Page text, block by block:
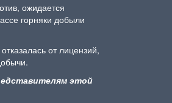
ожидается
горняки добыли
от лицензий,
этой